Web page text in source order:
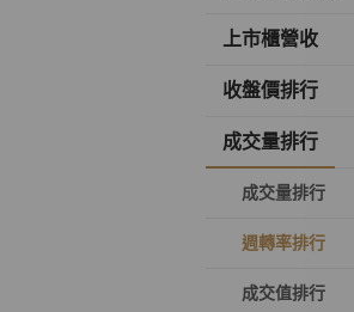
上市櫃營收
收盤價排行
成交量排行
成交量排行
週轉率排行
成交值排行